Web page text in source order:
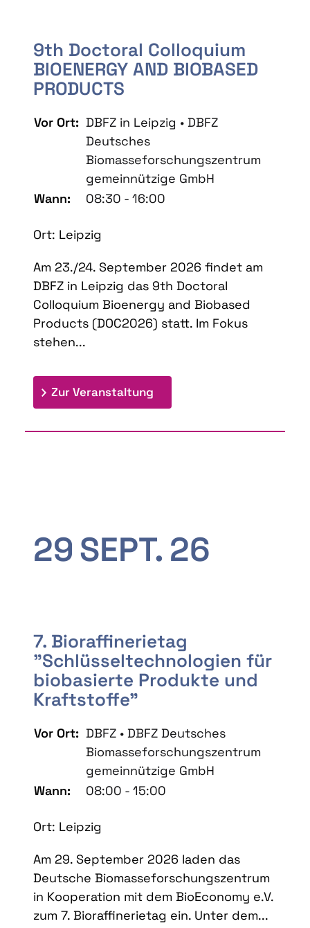
9th Doctoral Colloquium
BIOENERGY AND BIOBASED
PRODUCTS
Vor Ort: DBFZ in Leipzig • DBFZ
Deutsches
Biomasseforschungszentrum
gemeinnützige GmbH
Wann:
08:30 - 16:00
Ort: Leipzig
Am 23./24. September 2026 findet am
DBFZ in Leipzig das 9th Doctoral
Colloquium Bioenergy and Biobased
Products (DOC2026) statt. Im Fokus
stehen...
Zur Veranstaltung
29SEPT. 26
7. Bioraffinerietag
"Schlüsseltechnologien für
biobasierte Produkte und
Kraftstoffe"
Vor Ort: DBFZ • DBFZ Deutsches
Biomasseforschungszentrum
gemeinnützige GmbH
Wann:
08:00 - 15:00
Ort: Leipzig
Am 29. September 2026 laden das
Deutsche Biomasseforschungszentrum
in Kooperation mit dem BioEconomy e.V.
zum 7. Bioraffinerietag ein. Unter dem...